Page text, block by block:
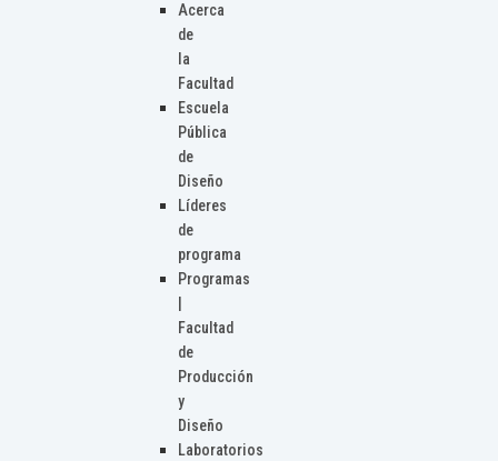
Acerca
de
la
Facultad
Escuela
Pública
de
Diseño
Líderes
de
programa
Programas
Facultad
de
Producción
y
Diseño
Laboratorios